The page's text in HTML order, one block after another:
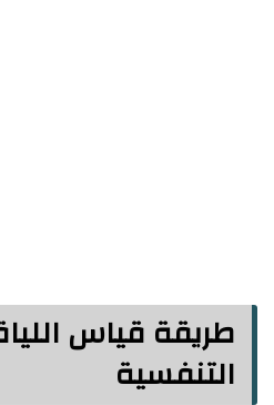
طريقة قياس
التنفسية